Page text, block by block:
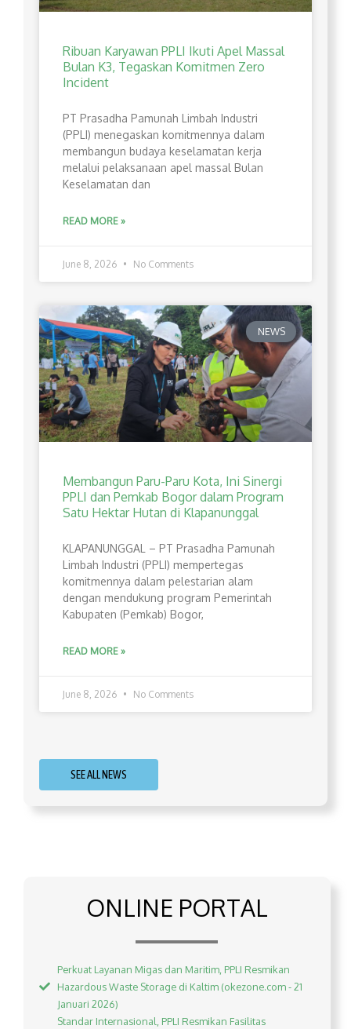
Ribuan Karyawan PPLI Ikuti Apel Massal
Bulan K3, Tegaskan Komitmen Zero
Incident
PT Prasadha Pamunah Limbah Industri
(PPLI) menegaskan komitmennya dalam
membangun budaya keselamatan kerja
melalui pelaksanaan apel massal Bulan
Keselamatan dan
READ MORE »
June 8, 2026 No Comments
NEWS
Membangun Paru-Paru Kota, Ini Sinergi
PPLI dan Pemkab Bogor dalam Program
Satu Hektar Hutan di Klapanunggal
​KLAPANUNGGAL – PT Prasadha Pamunah
Limbah Industri (PPLI) mempertegas
komitmennya dalam pelestarian alam
dengan mendukung program Pemerintah
Kabupaten (Pemkab) Bogor,
READ MORE »
June 8, 2026 No Comments
SEE ALL NEWS
ONLINE PORTAL
Perkuat Layanan Migas dan Maritim, PPLI Resmikan
Hazardous Waste Storage di Kaltim (okezone.com - 21
Januari 2026)
Standar Internasional, PPLI Resmikan Fasilitas